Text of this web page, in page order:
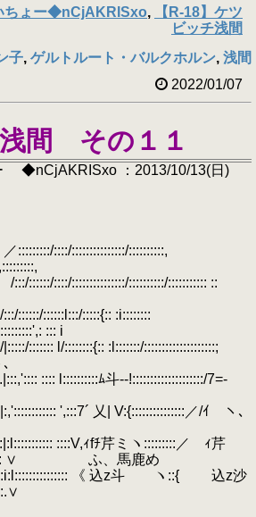
ちょー◆nCjAKRISxo,
【R-18】ケツ
ビッチ浅間
子, ゲルトルート・バルクホルン, 浅間
2022/01/07
間 その１１
◆nCjAKRISxo ：2013/10/13(日)
::::::::::,
::::::::::/::::::::::: ::
:::::{:: :i::::::::
::: i
:l:::::::/::::::::::::::::::::;
ﾑ斗-‐!::::::::::::::::::::/7=-
乂| V:{:::::::::::::::／/ｲ ヽ､
ｨfﾁ芹ミヽ:::::::::／ ｨ芹
: : : ∨ ふ、馬鹿め
《 込z斗 ヽ::{ 込z沙